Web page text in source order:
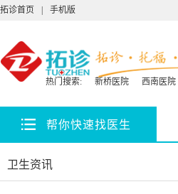
拓诊首页 手机版
热门搜索: 新桥医院 西南医院
帮你快速找医生
卫生资讯